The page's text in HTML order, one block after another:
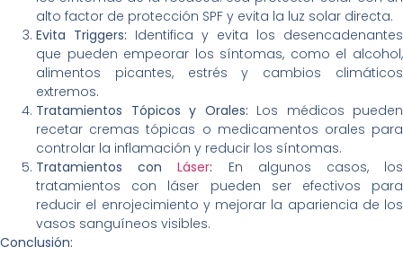
alto factor de protección SPF y evita la luz solar directa.
Evita Triggers: Identifica y evita los desencadenantes
que pueden empeorar los síntomas, como el alcohol,
alimentos picantes, estrés y cambios climáticos
extremos.
Tratamientos Tópicos y Orales: Los médicos pueden
recetar cremas tópicas o medicamentos orales para
controlar la inflamación y reducir los síntomas.
Tratamientos con Láser: En algunos casos, los
tratamientos con láser pueden ser efectivos para
reducir el enrojecimiento y mejorar la apariencia de los
vasos sanguíneos visibles.
Conclusión: